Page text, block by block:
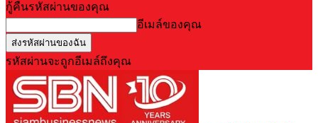
กู้คืนรหัสผ่านของคุณ
อีเมล์ของคุณ
รหัสผ่านจะถูกอีเมล์ถึงคุณ